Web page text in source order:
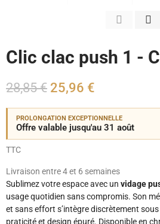
Clic clac push 1 -
28,85 € 25,96 €
PROLONGATION EXCEPTIONNELLE
Offre valable jusqu'au 31 août
TTC
Livraison entre 4 et 6 semaines
Sublimez votre espace avec un vidage
usage quotidien sans compromis. Son
et sans effort s’intègre discrètement
praticité et design épuré. Disponible en